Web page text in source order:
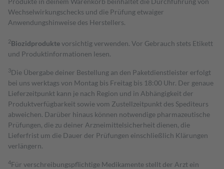
Wechselwirkungschecks und die Prüfung etwaiger
Anwendungshinweise des Herstellers.
2Biozidproduktevorsichtig verwenden. Vor Gebrauch stets Etikett
und Produktinformationen lesen.
3Die Übergabe deiner Bestellung an den Paketdienstleister erfolgt
bei uns werktags von Montag bis Freitag bis 18:00 Uhr. Der genaue
Lieferzeitpunkt kann je nach Region und in Abhängigkeit der
Produktverfügbarkeit sowie vom Zustellzeitpunkt des Spediteurs
abweichen. Darüber hinaus können notwendige pharmazeutische
Prüfungen, die zu deiner Arzneimittelsicherheit dienen, die
Lieferfrist um die Dauer der Prüfungen einschließlich Klärungen
verlängern.
4Für verschreibungspflichtige Medikamente stellt der Arzt ein